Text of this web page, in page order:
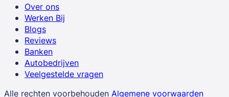
Over ons
Werken Bij
Blogs
Reviews
Banken
Autobedrijven
Veelgestelde vragen
Alle rechten voorbehouden Algemene voorwaarden